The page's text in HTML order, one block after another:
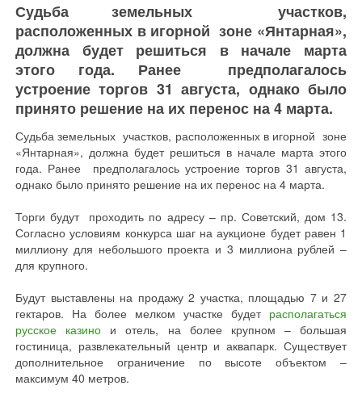
Судьба земельных участков,
расположенных в игорной зоне «Янтарная»,
должна будет решиться в начале марта
этого года. Ранее предполагалось
устроение торгов 31 августа, однако было
принято решение на их перенос на 4 марта.
Судьба земельных участков, расположенных в игорной зоне
«Янтарная», должна будет решиться в начале марта этого
года. Ранее предполагалось устроение торгов 31 августа,
однако было принято решение на их перенос на 4 марта.
Торги будут проходить по адресу – пр. Советский, дом 13.
Согласно условиям конкурса шаг на аукционе будет равен 1
миллиону для небольшого проекта и 3 миллиона рублей –
для крупного.
Будут выставлены на продажу 2 участка, площадью 7 и 27
гектаров. На более мелком участке будет располагаться
русское казино и отель, на более крупном – большая
гостиница, развлекательный центр и аквапарк. Существует
дополнительное ограничение по высоте объектом –
максимум 40 метров.